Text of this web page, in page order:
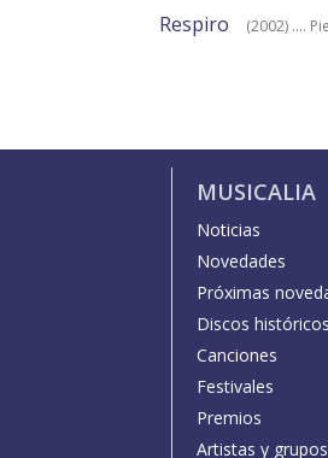
Respiro (2002) ....
MUSICALIA
Noticias
Novedades
Próximas
Discos históricos
Canciones
Festivales
Premios
Artistas y grupos